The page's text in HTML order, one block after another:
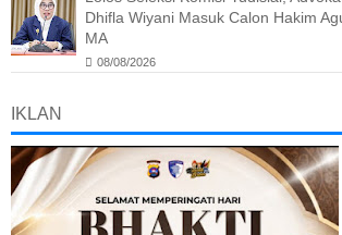
Dhifla Wiyani Masuk Calon Hakim
MA
08/08/2026
IKLAN